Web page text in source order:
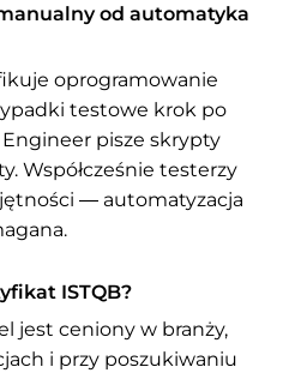
od automatyka
oprogramowanie
testowe krok po
pisze skrypty
Współcześnie testerzy
— automatyzacja
ISTQB?
jest ceniony w branży,
i przy poszukiwaniu